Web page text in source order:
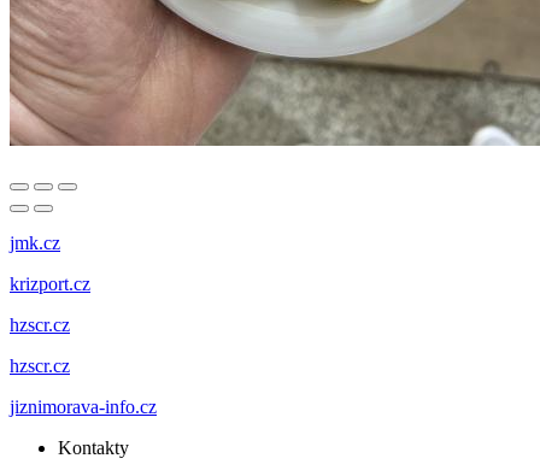
jmk.cz
krizport.cz
hzscr.cz
hzscr.cz
jiznimorava-info.cz
Kontakty